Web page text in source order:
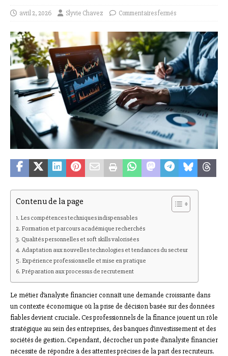
avril 2, 2026 Slyvie Chavez Commentaires fermés
Contenu de la page
Les compétences techniques indispensables
Formation et parcours académique recherchés
Qualités personnelles et soft skills valorisées
Adaptation aux nouvelles technologies et tendances du secteur
Expérience professionnelle et mise en pratique
Préparation aux processus de recrutement
Le métier d’analyste financier connaît une demande croissante dans
un contexte économique où la prise de décision basée sur des données
fiables devient cruciale. Ces professionnels de la finance jouent un rôle
stratégique au sein des entreprises, des banques d’investissement et des
sociétés de gestion. Cependant, décrocher un poste d’analyste financier
nécessite de répondre à des attentes précises de la part des recruteurs.